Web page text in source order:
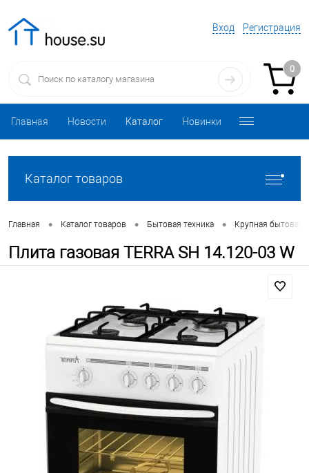
Вход Регистрация
0
Главная Новости Каталог Новинки
Каталог товаров
Главная • Каталог товаров • Бытовая техника • Крупная бытовая
Плита газовая TERRA SH 14.120-03 W